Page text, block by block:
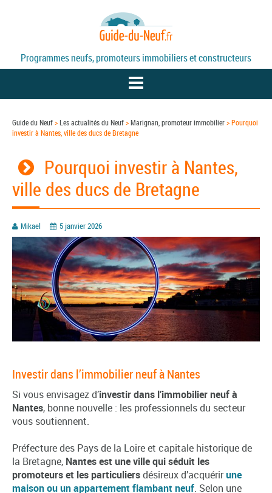
Programmes neufs, promoteurs immobiliers et constructeurs
PROMOTEURS
ACTUALITÉS
Guide du Neuf>Les actualités du Neuf>Marignan, promoteur immobilier>Pourquoi
investir à Nantes, ville des ducs de Bretagne
Pourquoi investir à Nantes,
ville des ducs de Bretagne
Mikael 5 janvier 2026
Investir dans l’immobilier neuf à Nantes
Si vous envisagez d’investir dans l’immobilier neuf à
Nantes, bonne nouvelle : les professionnels du secteur
vous soutiennent.
Préfecture des Pays de la Loire et capitale historique de
la Bretagne, Nantes est une ville qui séduit les
promoteurs et les particuliersdésireux d’acquérirune
maison ou un appartement flambant neuf. Selon une